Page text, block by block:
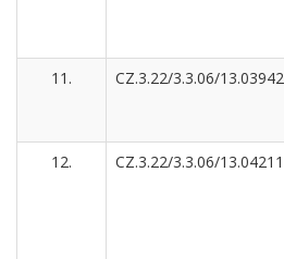
11. CZ.3.22/3.3.06/13.03942
12. CZ.3.22/3.3.06/13.04211